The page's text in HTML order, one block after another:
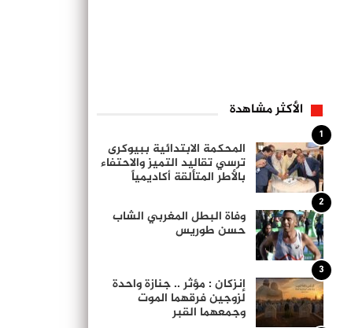
الأكثر مشاهدة
1
المحكمة الابتدائية ببيوكرى
ترسي تقاليد التميز والاحتفاء
بالأطر المتألقة أكاديمياً
2
وفاة البطل المغربي الشاب
حسن طوريس
3
إنزكان : مؤثر .. جنازة واحدة
لزوجين فرقهما الموت
وجمعهما القبر